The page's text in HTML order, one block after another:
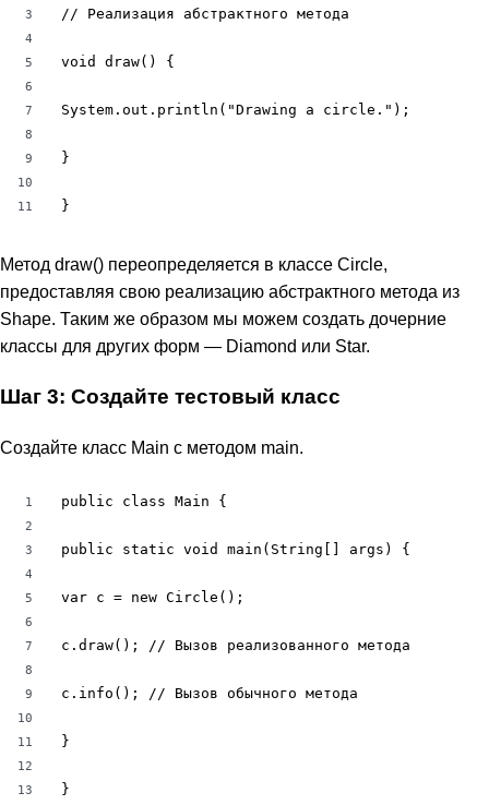
3
4
5
6
7
8
9
10
11
// Реализация абстрактного метода
void draw() {
System.out.println("Drawing a circle.");
}
}
Метод draw() переопределяется в классе Circle,
предоставляя свою реализацию абстрактного метода из
Shape. Таким же образом мы можем создать дочерние
классы для других форм — Diamond или Star.
Шаг 3: Создайте тестовый класс
Создайте класс Main с методом main.
1
2
3
4
5
6
7
8
9
10
11
12
13
public class Main {
public static void main(String[] args) {
var c = new Circle();
c.draw(); // Вызов реализованного метода
c.info(); // Вызов обычного метода
}
}